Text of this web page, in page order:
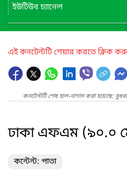
ইউটিউব চ্যানেল
এই কনটেন্টটি শেয়ার করতে ক্লিক
কনটেন্টটি শেষ হাল-নাগাদ করা হয়েছে:
ঢাকা এফএম (৯০.০
কন্টেন্ট: পাতা